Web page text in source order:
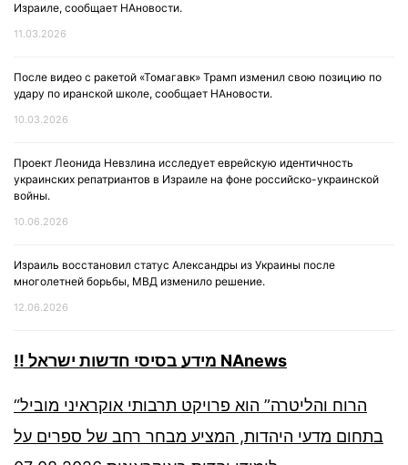
Израиле, сообщает НАновости.
11.03.2026
После видео с ракетой «Томагавк» Трамп изменил свою позицию по
удару по иранской школе, сообщает НАновости.
10.03.2026
Проект Леонида Невзлина исследует еврейскую идентичность
украинских репатриантов в Израиле на фоне российско-украинской
войны.
10.06.2026
Израиль восстановил статус Александры из Украины после
многолетней борьбы, МВД изменило решение.
12.06.2026
!! מידע בסיסי חדשות ישראל NAnews
“הרוח והליטרה” הוא פרויקט תרבותי אוקראיני מוביל
בתחום מדעי היהדות, המציע מבחר רחב של ספרים על